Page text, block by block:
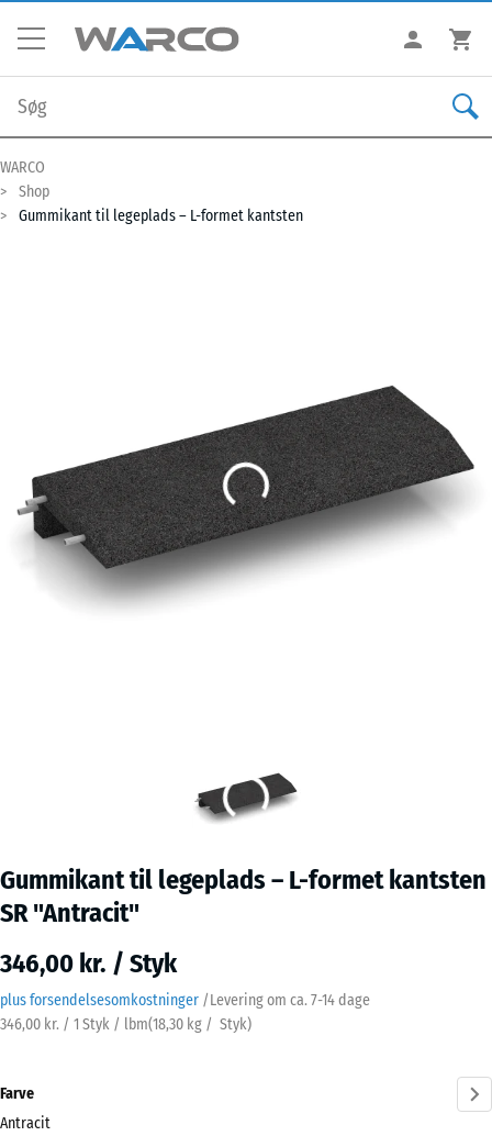
WARCO
Shop
Gummikant til legeplads – L-formet kantsten
Gummikant til legeplads – L-formet kantsten
SR "Antracit"
346,00 kr. / Styk
plus forsendelsesomkostninger /Levering om ca. 7-14 dage
346,00 kr. / 1 Styk / lbm(18,30 kg / Styk)
Farve
Antracit